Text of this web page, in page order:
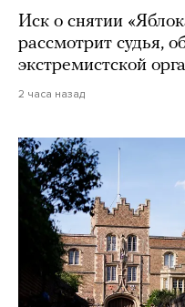
Иск о снятии
рассмотрит судья,
экстремистской
2 часа назад